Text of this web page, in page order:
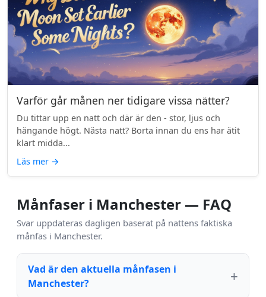
Varför går månen ner tidigare vissa nätter?
Du tittar upp en natt och där är den - stor, ljus och
hängande högt. Nästa natt? Borta innan du ens har ätit
klart midda...
Läs mer →
Månfaser i Manchester — FAQ
Svar uppdateras dagligen baserat på nattens faktiska
månfas i Manchester.
Vad är den aktuella månfasen i
Manchester?